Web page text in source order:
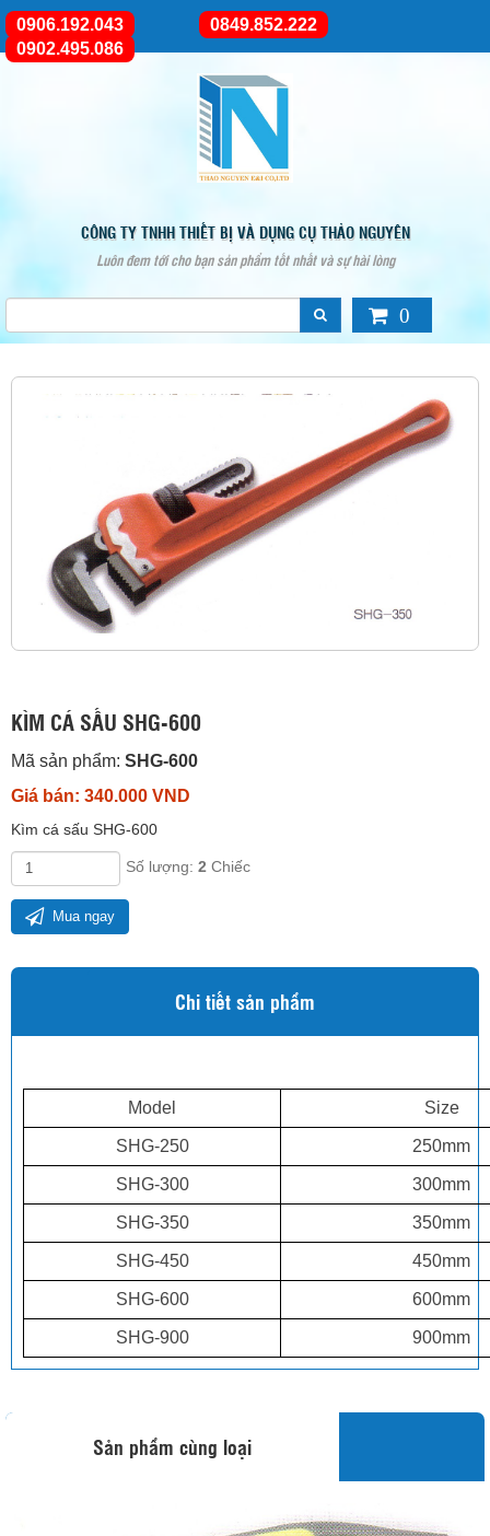
CÔNG TY TNHH THIẾT BỊ VÀ DỤNG CỤ THẢO NGUYÊN
Luôn đem tới cho bạn sản phẩm tốt nhất và sự hài lòng
0906.192.043
0849.852.222
0902.495.086
0
KÌM CÁ SẤU SHG-600
Mã sản phẩm: SHG-600
Giá bán: 340.000 VND
Kìm cá sấu SHG-600
Số lượng: 2 Chiếc
Mua ngay
Chi tiết sản phẩm
Model Size
SHG-250 250mm
SHG-300 300mm
SHG-350 350mm
SHG-450 450mm
SHG-600 600mm
SHG-900 900mm
Sản phẩm cùng loại